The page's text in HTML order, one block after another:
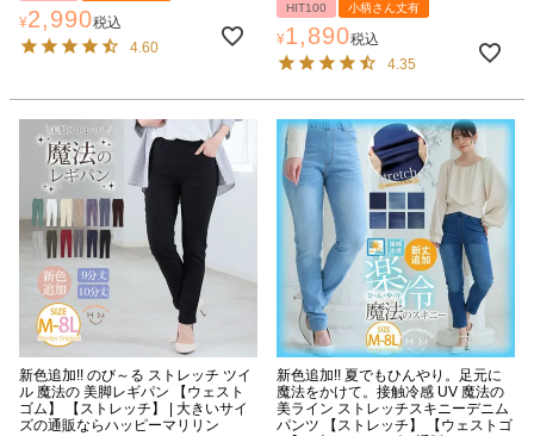
¥2,990税込
4.60
HIT100 小柄さん丈有
¥1,890税込
4.35
新色追加!! のび～る ストレッチ ツイ
ル 魔法の 美脚レギパン 【ウェスト
ゴム】 【ストレッチ】 | 大きいサイ
ズの通販ならハッピーマリリン
新色追加!! 夏でもひんやり。足元に
魔法をかけて。接触冷感 UV 魔法の
美ライン ストレッチスキニーデニム
パンツ 【ストレッチ】 【ウェストゴ